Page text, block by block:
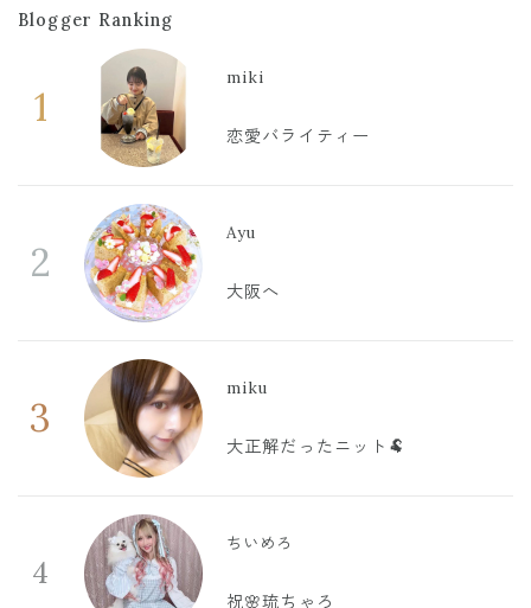
Blogger Ranking
1
miki
恋愛バライティー
2
Ayu
大阪へ
3
miku
大正解だったニット🐏
4
ちいめろ
祝🌸琉ちゃろ